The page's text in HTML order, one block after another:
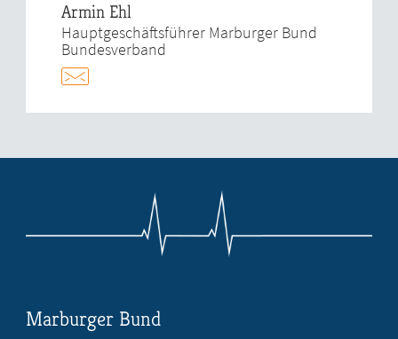
Armin Ehl
Hauptgeschäftsführer Marburger Bund
Bundesverband
Marburger Bund